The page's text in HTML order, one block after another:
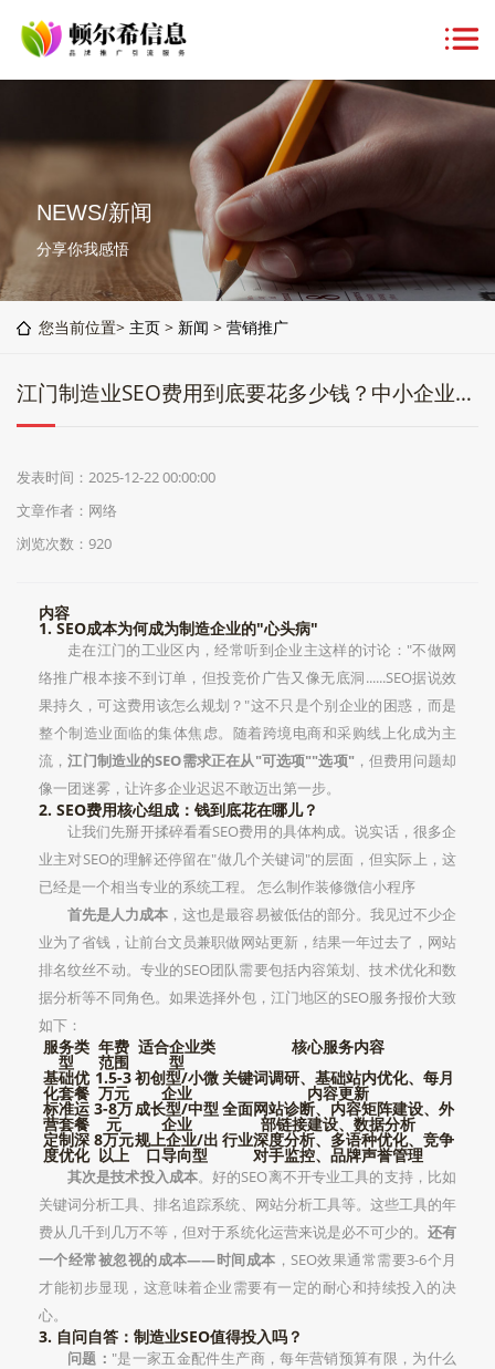
NEWS/新闻
分享你我感悟
您当前位置> 主页 > 新闻 > 营销推广
江门制造业SEO费用到底要花多少钱？中小企业数字转型成本介绍
发表时间：2025-12-22 00:00:00
文章作者：网络
浏览次数： 920
内容
1. SEO成本为何成为制造企业的"心头病"
走在江门的工业区内，经常听到企业主这样的讨论："不做网
络推广根本接不到订单，但投竞价广告又像无底洞......SEO据说效
果持久，可这费用该怎么规划？"这不只是个别企业的困惑，而是
整个制造业面临的集体焦虑。随着跨境电商和采购线上化成为主
流，江门制造业的SEO需求正在从"可选项""选项"，但费用问题却
像一团迷雾，让许多企业迟迟不敢迈出第一步。
2. SEO费用核心组成：钱到底花在哪儿？
让我们先掰开揉碎看看SEO费用的具体构成。说实话，很多企
业主对SEO的理解还停留在"做几个关键词"的层面，但实际上，这
已经是一个相当专业的系统工程。 怎么制作装修微信小程序
首先是人力成本 ，这也是最容易被低估的部分。我见过不少企
业为了省钱，让前台文员兼职做网站更新，结果一年过去了，网站
排名纹丝不动。专业的SEO团队需要包括内容策划、技术优化和数
据分析等不同角色。如果选择外包，江门地区的SEO服务报价大致
如下：
服务类
型
年费
范围
适合企业类
型
核心服务内容
基础优
化套餐
1.5-3
万元
初创型/小微
企业
关键词调研、基础站内优化、每月
内容更新
标准运
营套餐
3-8万
元
成长型/中型
企业
全面网站诊断、内容矩阵建设、外
部链接建设、数据分析
定制深
度优化
8万元
以上
规上企业/出
口导向型
行业深度分析、多语种优化、竞争
对手监控、品牌声誉管理
其次是技术投入成本。好的SEO离不开专业工具的支持，比如
关键词分析工具、排名追踪系统、网站分析工具等。这些工具的年
费从几千到几万不等，但对于系统化运营来说是必不可少的。 还有
一个经常被忽视的成本——时间成本 ，SEO效果通常需要3-6个月
才能初步显现，这意味着企业需要有一定的耐心和持续投入的决
心。
3. 自问自答：制造业SEO值得投入吗？
问题： "是一家五金配件生产商，每年营销预算有限，为什么